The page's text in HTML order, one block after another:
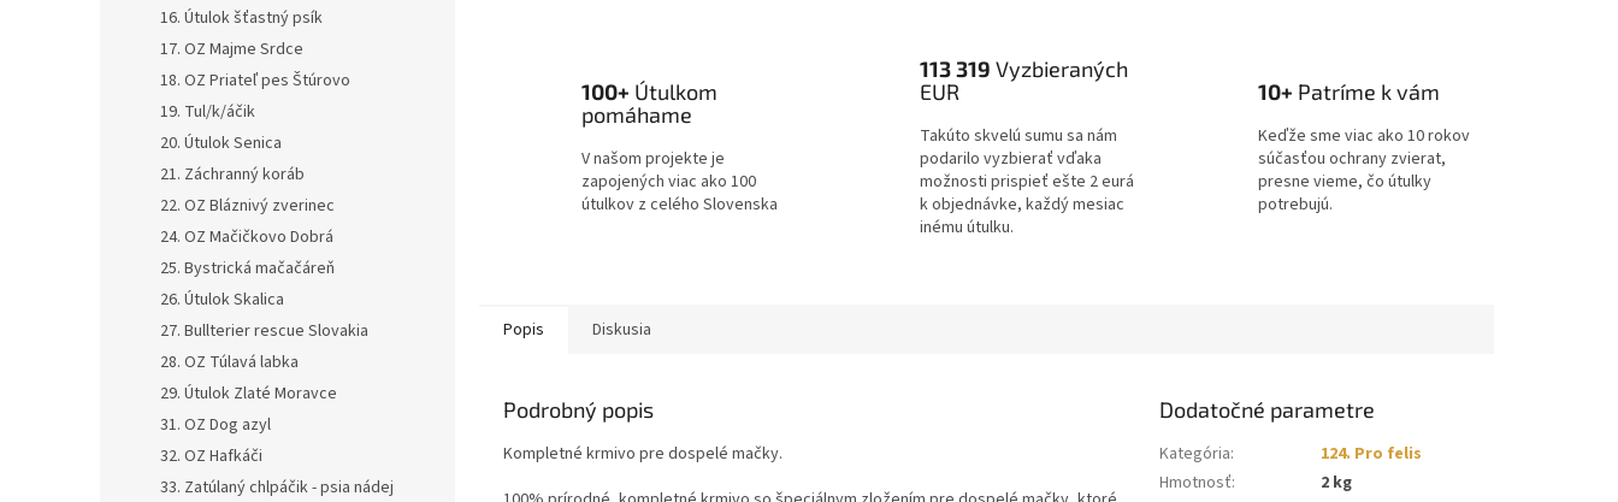
16. Útulok šťastný psík
17. OZ Majme Srdce
18. OZ Priateľ pes Štúrovo
19. Tul/k/áčik
20. Útulok Senica
21. Záchranný koráb
22. OZ Bláznivý zverinec
24. OZ Mačičkovo Dobrá
25. Bystrická mačačáreň
26. Útulok Skalica
27. Bullterier rescue Slovakia
28. OZ Túlavá labka
29. Útulok Zlaté Moravce
31. OZ Dog azyl
32. OZ Hafkáči
33. Zatúlaný chlpáčik - psia nádej
100+ Útulkom
pomáhame
V našom projekte je
zapojených viac ako 100
útulkov z celého Slovenska
113 319 Vyzbieraných
EUR
Takúto skvelú sumu sa nám
podarilo vyzbierať vďaka
možnosti prispieť ešte 2 eurá
k objednávke, každý mesiac
inému útulku.
10+ Patríme k vám
Keďže sme viac ako 10 rokov
súčasťou ochrany zvierat,
presne vieme, čo útulky
potrebujú.
Popis Diskusia
Podrobný popis
Kompletné krmivo pre dospelé mačky.
Dodatočné parametre
Kategória:
124. Pro felis
Hmotnosť:
2 kg